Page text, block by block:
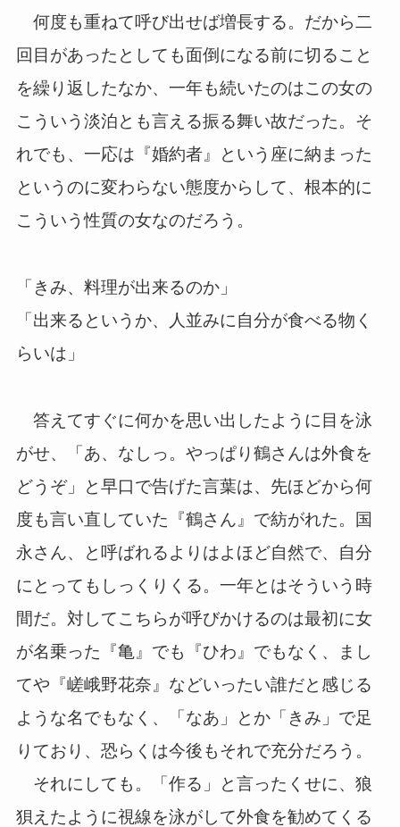
何度も重ねて呼び出せば増長する。だから二
回目があったとしても面倒になる前に切ること
を繰り返したなか、一年も続いたのはこの女の
こういう淡泊とも言える振る舞い故だった。そ
れでも、一応は『婚約者』という座に納まった
というのに変わらない態度からして、根本的に
こういう性質の女なのだろう。
「きみ、料理が出来るのか」
「出来るというか、人並みに自分が食べる物く
らいは」
答えてすぐに何かを思い出したように目を泳
がせ、「あ、なしっ。やっぱり鶴さんは外食を
どうぞ」と早口で告げた言葉は、先ほどから何
度も言い直していた『鶴さん』で紡がれた。国
永さん、と呼ばれるよりはよほど自然で、自分
にとってもしっくりくる。一年とはそういう時
間だ。対してこちらが呼びかけるのは最初に女
が名乗った『亀』でも『ひわ』でもなく、まし
てや『嵯峨野花奈』などいったい誰だと感じる
ような名でもなく、「なあ」とか「きみ」で足
りており、恐らくは今後もそれで充分だろう。
それにしても。「作る」と言ったくせに、狼
狽えたように視線を泳がして外食を勧めてくる